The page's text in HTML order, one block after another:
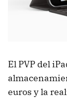
El PVP del
euros y la